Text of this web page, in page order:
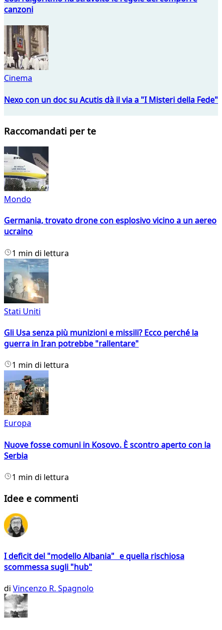
canzoni
Cinema
Nexo con un doc su Acutis dà il via a "I Misteri della Fede"
Raccomandati per te
Mondo
Germania, trovato drone con esplosivo vicino a un aereo
ucraino
1 min di lettura
Stati Uniti
Gli Usa senza più munizioni e missili? Ecco perché la
guerra in Iran potrebbe "rallentare"
1 min di lettura
Europa
Nuove fosse comuni in Kosovo. È scontro aperto con la
Serbia
1 min di lettura
Idee e commenti
I deficit del "modello Albania" e quella rischiosa
scommessa sugli "hub"
di Vincenzo R. Spagnolo